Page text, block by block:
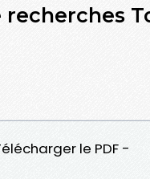
le PDF -